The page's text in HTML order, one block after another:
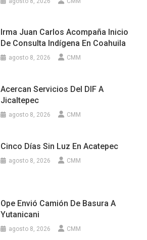
Irma Juan Carlos Acompaña Inicio
De Consulta Indígena En Coahuila
agosto 8, 2026 CMM
Acercan Servicios Del DIF A
Jicaltepec
agosto 8, 2026 CMM
Cinco Días Sin Luz En Acatepec
agosto 8, 2026 CMM
Ope Envió Camión De Basura A
Yutanicani
agosto 8, 2026 CMM